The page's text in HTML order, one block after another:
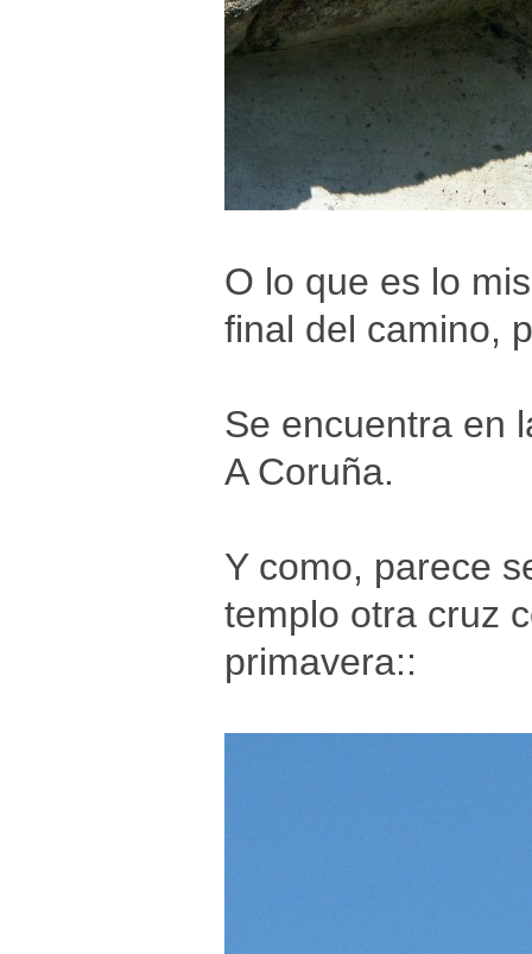
O lo que es lo
final del camino,
Se encuentra en
A Coruña.
Y como, parece
templo otra cruz
primavera::